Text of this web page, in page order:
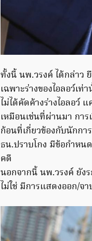
ทั้งนี้ นพ.วรงค์ ได้กล่าว
เฉพาะร่างของไอลอว์เ
ไม่ได้คัดค้างร่างไอลอว์
เหมือนเช่นที่ผ่านมา การ
ก้อนที่เกี่ยวข้องกับนักกา
ธน.ปราบโกง มีข้อกำห
คดี
นอกจากนี้ นพ.วรงค์ ยัง
ไม่ใช่ มีการแสดงออก/จ